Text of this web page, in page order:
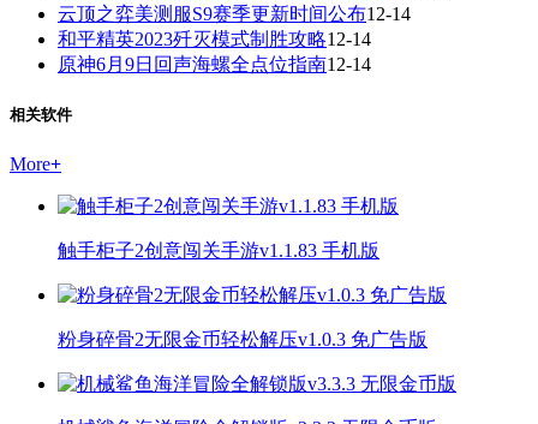
云顶之弈美测服S9赛季更新时间公布12-14
和平精英2023歼灭模式制胜攻略12-14
原神6月9日回声海螺全点位指南12-14
相关软件
More+
触手柜子2创意闯关手游v1.1.83 手机版
粉身碎骨2无限金币轻松解压v1.0.3 免广告版